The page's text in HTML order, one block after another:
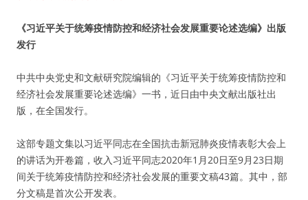
《习近平关于统筹疫情防控和经济社会发展重要论述选编》出版
发行
中共中央党史和文献研究院编辑的《习近平关于统筹疫情防控和
经济社会发展重要论述选编》一书，近日由中央文献出版社出
版，在全国发行。
这部专题文集以习近平同志在全国抗击新冠肺炎疫情表彰大会上
的讲话为开卷篇，收入习近平同志2020年1月20日至9月23日期
间关于统筹疫情防控和经济社会发展的重要文稿43篇。其中，部
分文稿是首次公开发表。